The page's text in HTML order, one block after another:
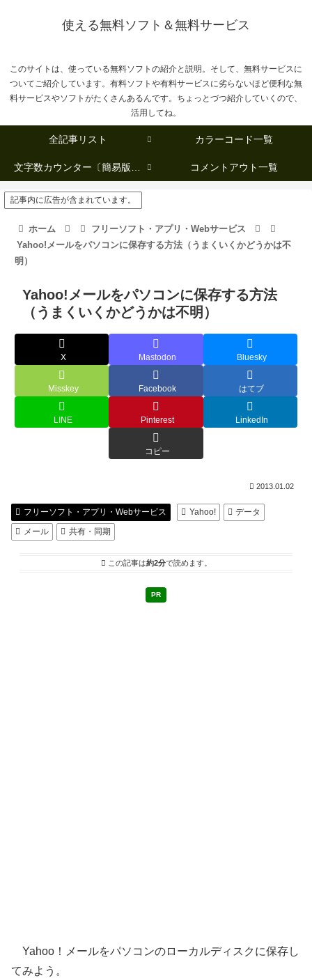
使える無料ソフト＆無料サービス
このサイトは、使っている無料ソフトの紹介と説明。そして、無料サービスに
ついてご紹介しています。有料ソフトや有料サービスに劣らないほど便利な無
料サービスやソフトがたくさんあるんです。ちょっとづつ紹介していくので、
活用してね。
全記事リスト カラーコード一覧
文字数カウンター〔簡易版複数行タイプ〕 コメントアウト一覧
記事内に広告が含まれています。
ホーム
フリーソフト・アプリ・Webサービス
Yahoo!メールをパソコンに保存する方法（うまくいくかどうかは不
明）
Yahoo!メールをパソコンに保存する方法
（うまくいくかどうかは不明）
X Mastodon Bluesky
Misskey Facebook はてブ
LINE Pinterest LinkedIn
コピー
2013.01.02
フリーソフト・アプリ・Webサービス Yahoo!
データ
メール
共有・同期
この記事は約2分で読めます。
PR
Yahoo！メールをパソコンのローカルディスクに保存し
てみよう。